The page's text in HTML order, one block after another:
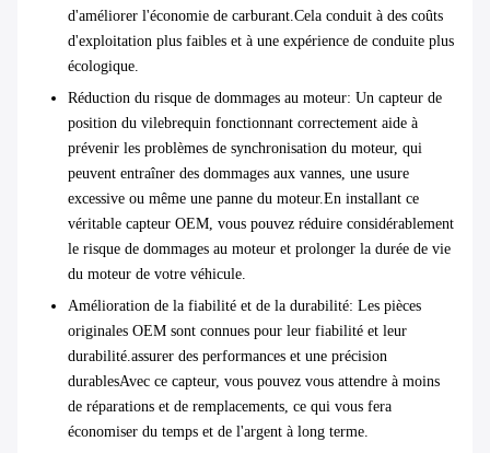
d'améliorer l'économie de carburant.Cela conduit à des coûts
d'exploitation plus faibles et à une expérience de conduite plus
écologique.
Réduction du risque de dommages au moteur: Un capteur de
position du vilebrequin fonctionnant correctement aide à
prévenir les problèmes de synchronisation du moteur, qui
peuvent entraîner des dommages aux vannes, une usure
excessive ou même une panne du moteur.En installant ce
véritable capteur OEM, vous pouvez réduire considérablement
le risque de dommages au moteur et prolonger la durée de vie
du moteur de votre véhicule.
Amélioration de la fiabilité et de la durabilité: Les pièces
originales OEM sont connues pour leur fiabilité et leur
durabilité.assurer des performances et une précision
durablesAvec ce capteur, vous pouvez vous attendre à moins
de réparations et de remplacements, ce qui vous fera
économiser du temps et de l'argent à long terme.